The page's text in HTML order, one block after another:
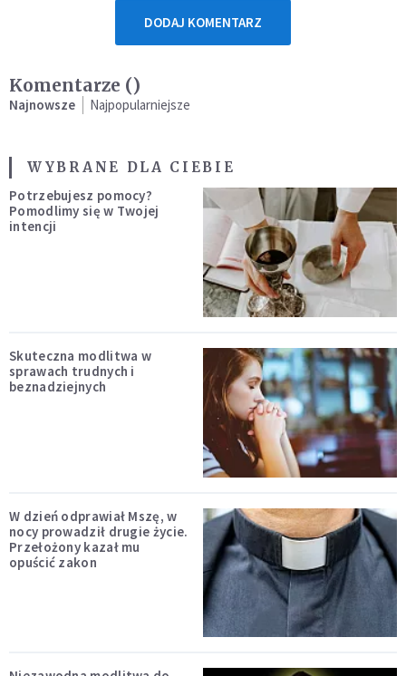
DODAJ KOMENTARZ
Komentarze ()
Najnowsze Najpopularniejsze
WYBRANE DLA CIEBIE
Potrzebujesz pomocy?
Pomodlimy się w Twojej
intencji
Skuteczna modlitwa w
sprawach trudnych i
beznadziejnych
W dzień odprawiał Mszę, w
nocy prowadził drugie życie.
Przełożony kazał mu
opuścić zakon